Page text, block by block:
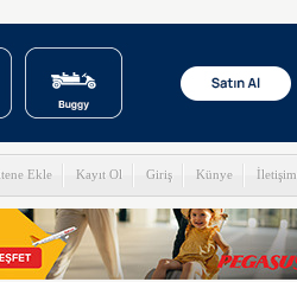
Ekle Kayıt Ol Giriş Künye İletişim